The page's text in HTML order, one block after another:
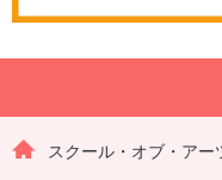
スクール・オブ・アー